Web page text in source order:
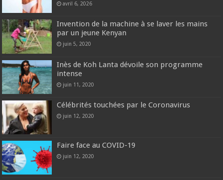
avril 6, 2026
Invention de la machine à se laver les mains
par un jeune Kenyan
juin 5, 2020
Inès de Koh Lanta dévoile son programme
intense
juin 11, 2020
Célébrités touchées par le Coronavirus
juin 12, 2020
Faire face au COVID-19
juin 12, 2020